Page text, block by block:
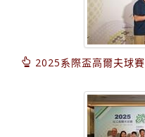
2025系際盃高爾夫球賽